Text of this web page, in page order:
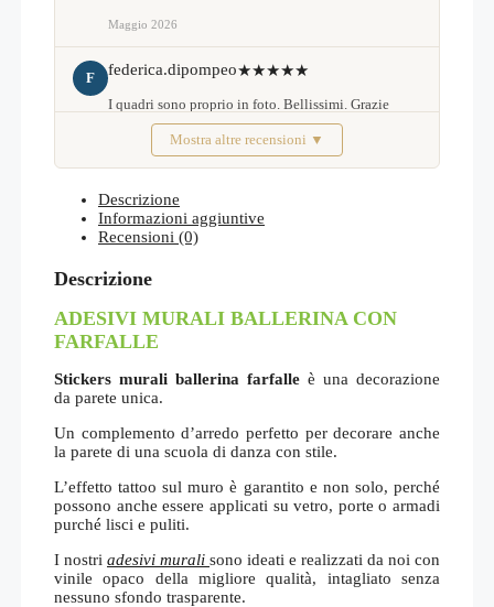
Maggio 2026
F federica.dipompeo★★★★★
I quadri sono proprio in foto. Bellissimi. Grazie
Febbraio 2026Mostra altre recensioni ▼
Descrizione
Informazioni aggiuntive
Recensioni (0)
Descrizione
ADESIVI MURALI BALLERINA CON
FARFALLE
Stickers murali ballerina farfalle è una decorazione
da parete unica.
Un complemento d’arredo perfetto per decorare anche
la parete di una scuola di danza con stile.
L’effetto tattoo sul muro è garantito e non solo, perché
possono anche essere applicati su vetro, porte o armadi
purché lisci e puliti.
I nostri adesivi murali sono ideati e realizzati da noi con
vinile opaco della migliore qualità, intagliato senza
nessuno sfondo trasparente.